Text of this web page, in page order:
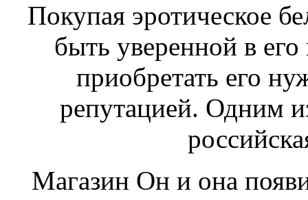
Покупая эротическое
быть уверенной в
приобретать его
репутацией. Одним
Магазин Он и она